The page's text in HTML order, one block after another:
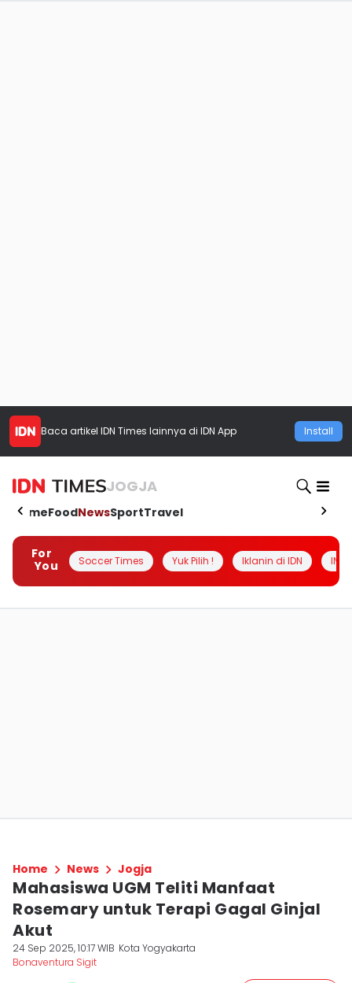
Baca artikel IDN Times lainnya di IDN App Install
JOGJA
HomeFoodNewsSportTravel
For
You
Soccer Times Yuk Pilih ! Iklanin di IDN
Home News Jogja
Mahasiswa UGM Teliti Manfaat
Rosemary untuk Terapi Gagal Ginjal
Akut
24 Sep 2025, 10:17 WIB Kota Yogyakarta
Bonaventura Sigit